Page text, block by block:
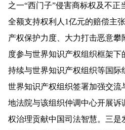
之一“西门子”侵害商标权及不正
全额支持权利人1亿元的赔偿主
产权保护力度、大力打击恶意
度参与世界知识产权组织框架
持续与世界知识产权组织等国际
世界知识产权组织签署加强交流
地法院与该组织仲调中心开展
权治理贡献中国司法智慧。三是